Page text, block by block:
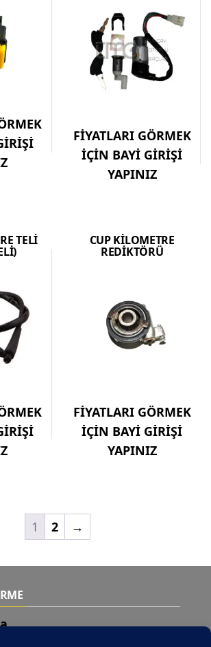
FİYATLARI GÖRMEK
İÇİN BAYİ GİRİŞİ
YAPINIZ
TELİ CUP KİLOMETRE
REDİKTÖRÜ
FİYATLARI GÖRMEK
İÇİN BAYİ GİRİŞİ
YAPINIZ
1 2 →